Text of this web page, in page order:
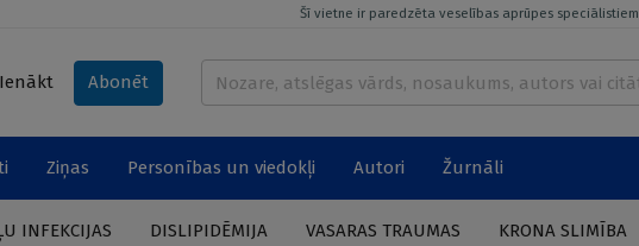
Šī vietne ir paredzēta veselības aprūpes speciālistiem
Ienākt Abonēt
Ziņas Personības un viedokļi Autori Žurnāli
INFEKCIJAS DISLIPIDĒMIJA VASARAS TRAUMAS KRONA SLIMĪBA